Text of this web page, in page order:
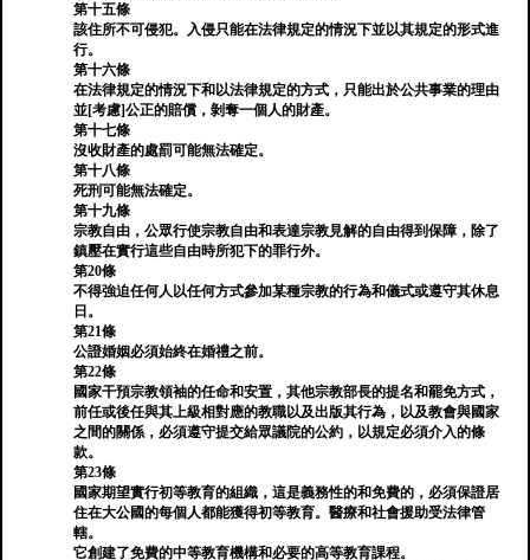
第十五條
該住所不可侵犯。入侵只能在法律規定的情況下並以其規定的形式進
行。
第十六條
在法律規定的情況下和以法律規定的方式，只能出於公共事業的理由
並[考慮]公正的賠償，剝奪一個人的財產。
第十七條
沒收財產的處罰可能無法確定。
第十八條
死刑可能無法確定。
第十九條
宗教自由，公眾行使宗教自由和表達宗教見解的自由得到保障，除了
鎮壓在實行這些自由時所犯下的罪行外。
第20條
不得強迫任何人以任何方式參加某種宗教的行為和儀式或遵守其休息
日。
第21條
公證婚姻必須始終在婚禮之前。
第22條
國家干預宗教領袖的任命和安置，其他宗教部長的提名和罷免方式，
前任或後任與其上級相對應的教職以及出版其行為，以及教會與國家
之間的關係，必須遵守提交給眾議院的公約，以規定必須介入的條
款。
第23條
國家期望實行初等教育的組織，這是義務性的和免費的，必須保證居
住在大公國的每個人都能獲得初等教育。醫療和社會援助受法律管
轄。
它創建了免費的中等教育機構和必要的高等教育課程。